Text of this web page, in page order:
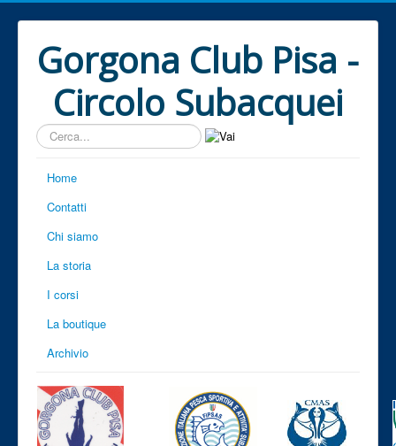
Gorgona Club Pisa -
Circolo Subacquei
Cerca...
Home
Contatti
Chi siamo
La storia
I corsi
La boutique
Archivio